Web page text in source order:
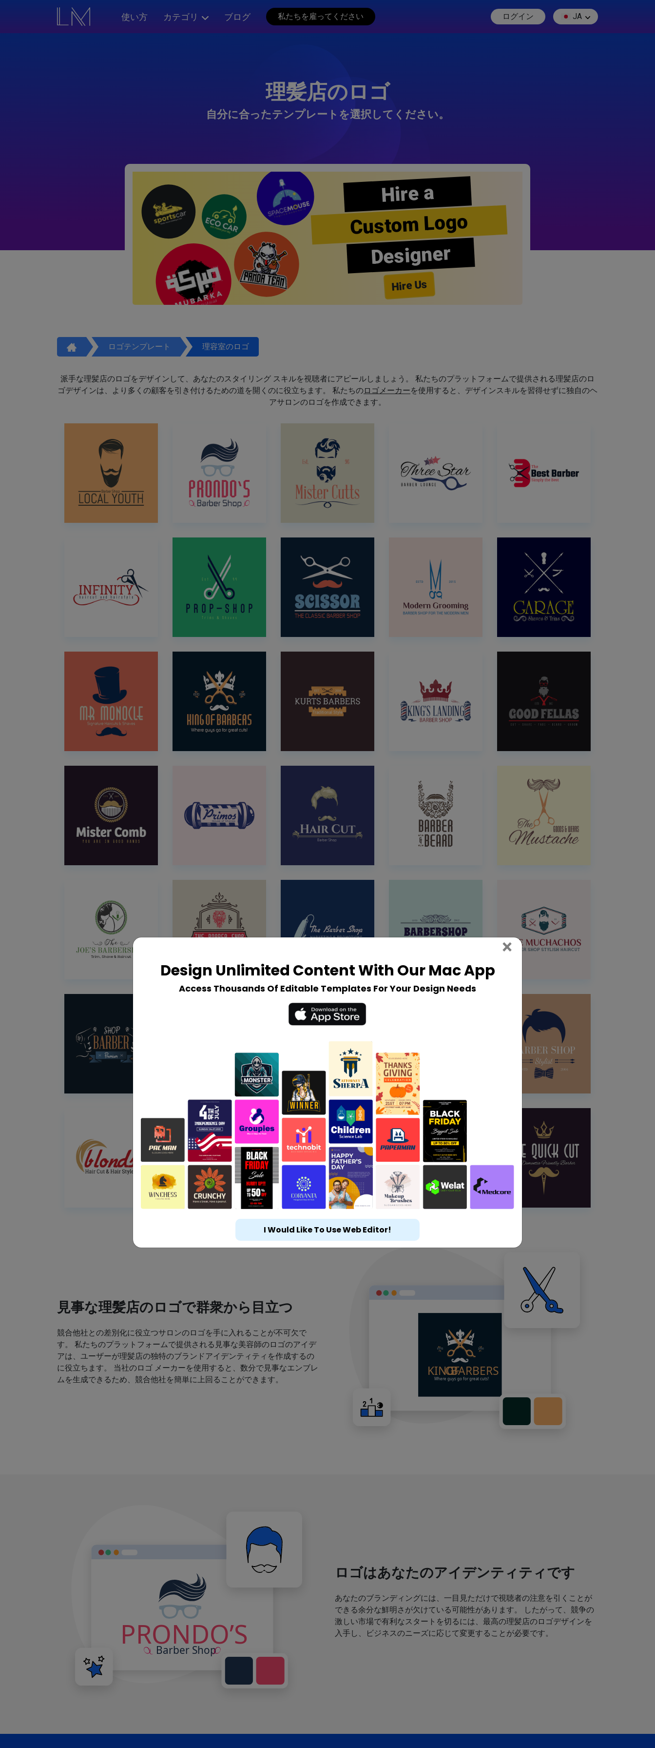
使い方 カテゴリ ブログ 私たちを雇ってください ログイン JA
理髪店のロゴ
自分に合ったテンプレートを選択してください。
Hire a
Custom Logo
Designer
Hire Us
ロゴテンプレート 理容室のロゴ
派手な理髪店のロゴをデザインして、あなたのスタイリング スキルを視聴者にアピールしましょう。 私たちのプラットフォームで提供される理髪店のロ
ゴデザインは、より多くの顧客を引き付けるための道を開くのに役立ちます。 私たちのロゴメーカーを使用すると、デザインスキルを習得せずに独自のヘ
アサロンのロゴを作成できます。
見事な理髪店のロゴで群衆から目立つ
競合他社との差別化に役立つサロンのロゴを手に入れることが不可欠で
す。 私たちのプラットフォームで提供される見事な美容師のロゴのアイデ
アは、ユーザーが理髪店の独特のブランドアイデンティティを作成するの
に役立ちます。 当社のロゴ メーカーを使用すると、数分で見事なエンブレ
ムを生成できるため、競合他社を簡単に上回ることができます。
ロゴはあなたのアイデンティティです
あなたのブランディングには、一目見ただけで視聴者の注意を引くことが
できる余分な鮮明さが欠けている可能性があります。 したがって、競争の
激しい市場で有利なスタートを切るには、最高の理髪店のロゴデザインを
入手し、ビジネスのニーズに応じて変更することが必要です。
Design Unlimited Content With Our Mac App
Access Thousands Of Editable Templates For Your Design Needs
× Close
I Would Like To Use Web Editor!